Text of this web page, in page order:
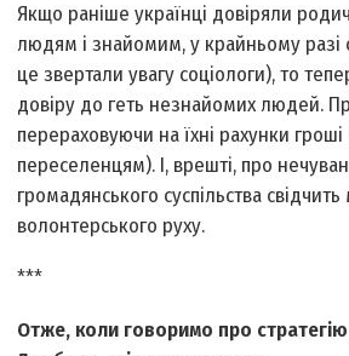
Якщо раніше українці довіряли
людям і знайомим, у крайньому разі
це звертали увагу соціологи), то
довіру до геть незнайомих людей.
перераховуючи на їхні рахунки
переселенцям). І, врешті, про
громадянського суспільства свідчить
волонтерського руху.
***
Отже, коли говоримо про